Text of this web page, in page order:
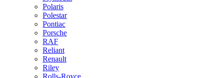
Polaris
Polestar
Pontiac
Porsche
RAF
Reliant
Renault
Riley
Rolls-Royce